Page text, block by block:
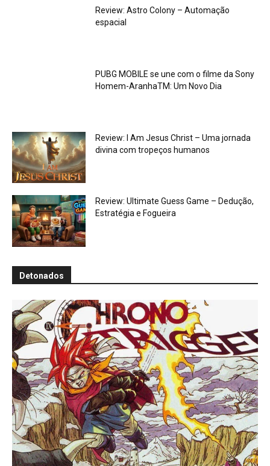
Review: Astro Colony – Automação
espacial
PUBG MOBILE se une com o filme da Sony
Homem-AranhaTM: Um Novo Dia
Review: I Am Jesus Christ – Uma jornada
divina com tropeços humanos
Review: Ultimate Guess Game – Dedução,
Estratégia e Fogueira
Detonados